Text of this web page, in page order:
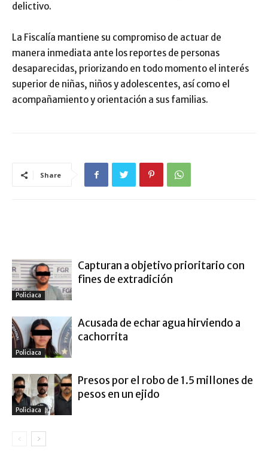
delictivo.
La Fiscalía mantiene su compromiso de actuar de
manera inmediata ante los reportes de personas
desaparecidas, priorizando en todo momento el interés
superior de niñas, niños y adolescentes, así como el
acompañamiento y orientación a sus familias.
Share
Policiaca
Capturan a objetivo prioritario con
fines de extradición
Policiaca
Acusada de echar agua hirviendo a
cachorrita
Policiaca
Presos por el robo de 1.5 millones de
pesos en un ejido